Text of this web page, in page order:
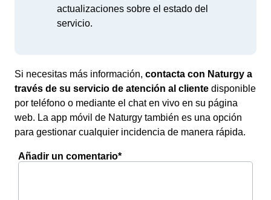
actualizaciones sobre el estado del
servicio.
Si necesitas más información, contacta con Naturgy a
través de su servicio de atención al cliente disponible
por teléfono o mediante el chat en vivo en su página
web. La app móvil de Naturgy también es una opción
para gestionar cualquier incidencia de manera rápida.
Añadir un comentario*